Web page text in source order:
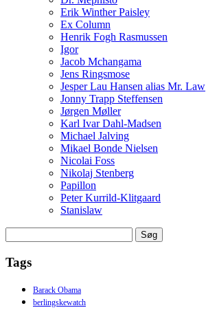
Erik Winther Paisley
Ex Column
Henrik Fogh Rasmussen
Igor
Jacob Mchangama
Jens Ringsmose
Jesper Lau Hansen alias Mr. Law
Jonny Trapp Steffensen
Jørgen Møller
Karl Ivar Dahl-Madsen
Michael Jalving
Mikael Bonde Nielsen
Nicolai Foss
Nikolaj Stenberg
Papillon
Peter Kurrild-Klitgaard
Stanislaw
efter:
Tags
Barack Obama
berlingskewatch